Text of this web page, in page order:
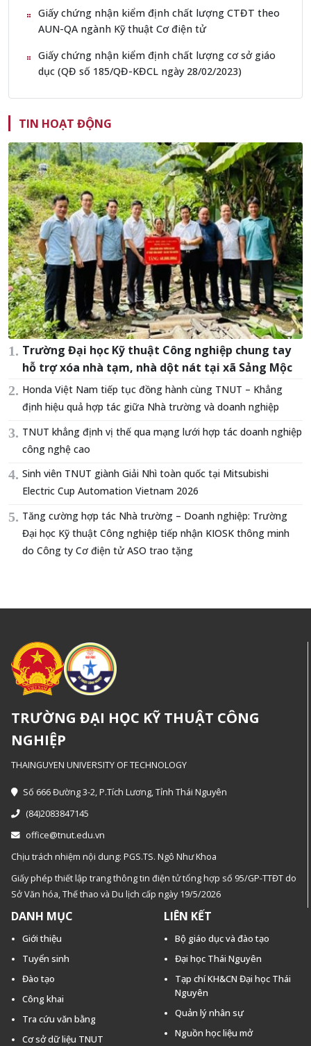
Giấy chứng nhận kiểm định chất lượng CTĐT theo
AUN-QA ngành Kỹ thuật Cơ điện tử
Giấy chứng nhận kiểm định chất lượng cơ sở giáo
dục (QĐ số 185/QĐ-KĐCL ngày 28/02/2023)
TIN HOẠT ĐỘNG
Trường Đại học Kỹ thuật Công nghiệp chung tay
hỗ trợ xóa nhà tạm, nhà dột nát tại xã Sảng Mộc
Honda Việt Nam tiếp tục đồng hành cùng TNUT – Khẳng
định hiệu quả hợp tác giữa Nhà trường và doanh nghiệp
TNUT khẳng định vị thế qua mạng lưới hợp tác doanh nghiệp
công nghệ cao
Sinh viên TNUT giành Giải Nhì toàn quốc tại Mitsubishi
Electric Cup Automation Vietnam 2026
Tăng cường hợp tác Nhà trường – Doanh nghiệp: Trường
Đại học Kỹ thuật Công nghiệp tiếp nhận KIOSK thông minh
do Công ty Cơ điện tử ASO trao tặng
TRƯỜNG ĐẠI HỌC KỸ THUẬT CÔNG
NGHIỆP
THAINGUYEN UNIVERSITY OF TECHNOLOGY
Số 666 Đường 3-2, P.Tích Lương, Tỉnh Thái Nguyên
(84)2083847145
office@tnut.edu.vn
Chịu trách nhiệm nội dung: PGS.TS. Ngô Như Khoa
Giấy phép thiết lập trang thông tin điện tử tổng hợp số 95/GP-TTĐT do
Sở Văn hóa, Thế thao và Du lịch cấp ngày 19/5/2026
DANH MỤC
Giới thiệu
Tuyển sinh
Đào tạo
Công khai
Tra cứu văn bằng
Cơ sở dữ liệu TNUT
LIÊN KẾT
Bộ giáo dục và đào tạo
Đại học Thái Nguyên
Tạp chí KH&CN Đại học Thái
Nguyên
Quản lý nhân sự
Nguồn học liệu mở